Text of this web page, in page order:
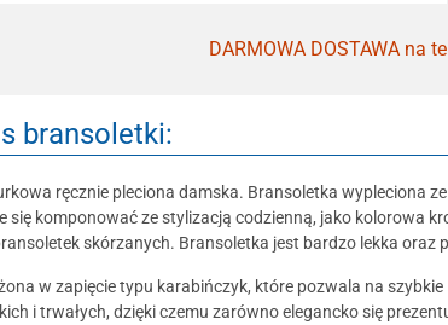
DARMOWA DOSTAWA na
bransoletki:
ręcznie pleciona damska. Bransoletka wypleciona
się komponować ze stylizacją codzienną, jako kolorowa
skórzanych. Bransoletka jest bardzo lekka oraz
w zapięcie typu karabińczyk, które pozwala na
i trwałych, dzięki czemu zarówno elegancko się